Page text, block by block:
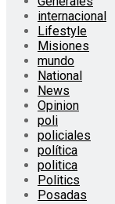
internacional
Lifestyle
Misiones
mundo
National
News
Opinion
poli
policiales
política
politica
Politics
Posadas